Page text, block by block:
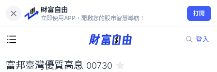
財富自由
立即使用APP，開啟您的股市智慧導航！
打開
登入
29.07
0%
富邦臺灣優質高息 00730